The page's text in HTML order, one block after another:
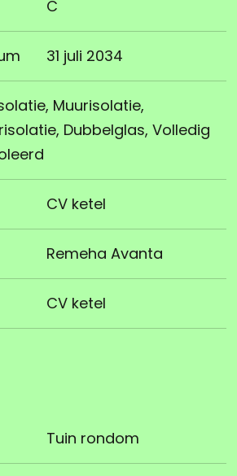
C
31 juli 2034
Muurisolatie,
Dubbelglas, Volledig
CV ketel
Remeha Avanta
CV ketel
Tuin rondom